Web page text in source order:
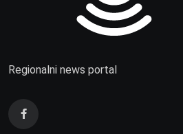
Regionalni news portal